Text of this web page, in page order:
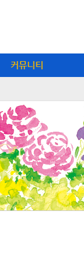
커뮤니티